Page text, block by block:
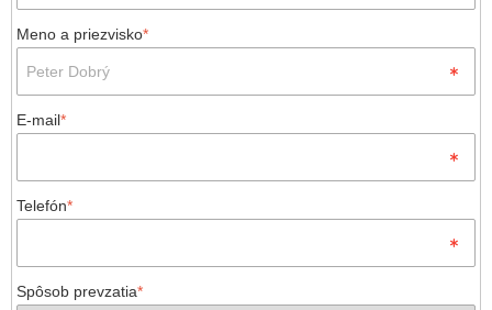
Meno a priezvisko*
E-mail*
Telefón*
Spôsob prevzatia*